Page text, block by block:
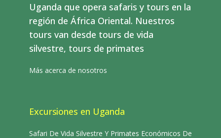
Uganda que opera safaris y tours en la
región de África Oriental. Nuestros
tours van desde tours de vida
silvestre, tours de primates
Más acerca de nosotros
Excursiones en Uganda
Safari De Vida Silvestre Y Primates Económicos De